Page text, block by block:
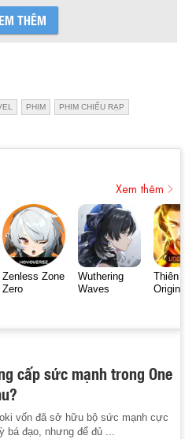
THÊM
PHIM PHIM CHIẾU RẠP
Xem thêm
Zenless Zone
Zero
Wuthering
Waves
Thiên
Origin
cấp sức mạnh trong One
vốn đã sở hữu bộ sức mạnh cực
bá đạo, nhưng để đủ ...